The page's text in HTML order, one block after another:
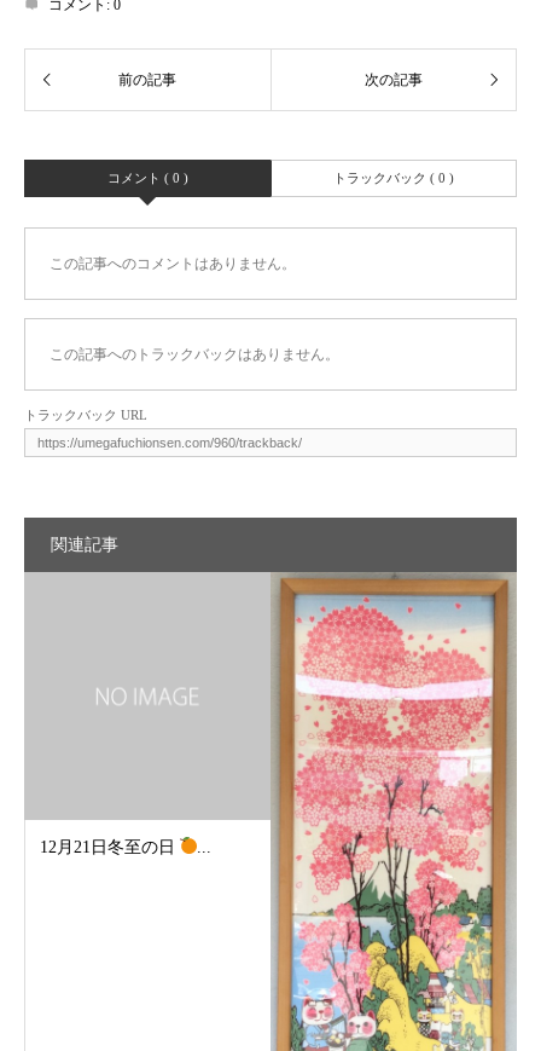
コメント: 0
コメント ( 0 ) トラックバック ( 0 )
この記事へのコメントはありません。
この記事へのトラックバックはありません。
トラックバック URL
関連記事
12月21日冬至の日